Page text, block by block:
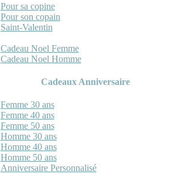
Pour sa copine
Pour son copain
Saint-Valentin
Cadeau Noel Femme
Cadeau Noel Homme
Cadeaux Anniversaire
Femme 30 ans
Femme 40 ans
Femme 50 ans
Homme 30 ans
Homme 40 ans
Homme 50 ans
Anniversaire Personnalisé